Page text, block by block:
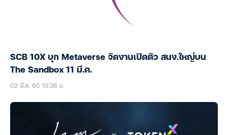
SCB 10X บุก Metaverse จัดงานเปิดตัว สนง.ใหญ่บน
The Sandbox 11 มี.ค.
02 มี.ค. 65 10:38 น.